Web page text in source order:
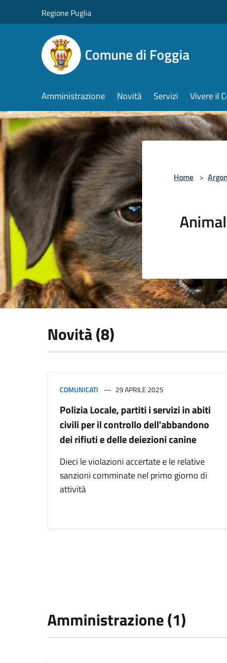
Regione Puglia
Comune di Foggia
Amministrazione Novità Servizi Vivere il
Home >
Novità (8)
COMUNICATI 29 APRILE 2025
Polizia Locale, partiti i servizi in abiti
civili per il controllo dell'abbandono
dei rifiuti e delle deiezioni canine
Dieci le violazioni accertate e le relative
sanzioni comminate nel primo giorno di
attività
Amministrazione (1)